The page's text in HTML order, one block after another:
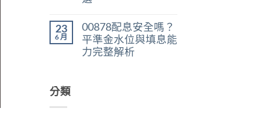
與
計
稅
哪
個
灣
人
6
萬
美
vs
VT：
買
美
留
言
23
6 月
00878配息安全嗎？
平準金水位與填息能
力完整解析
分類